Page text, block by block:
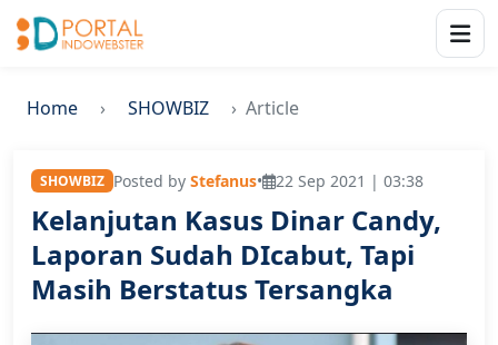
Home SHOWBIZ Article
SHOWBIZ Posted by Stefanus• 22 Sep 2021 | 03:38
Kelanjutan Kasus Dinar Candy,
Laporan Sudah DIcabut, Tapi
Masih Berstatus Tersangka